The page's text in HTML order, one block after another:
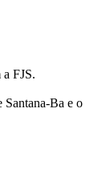
FJS.
Santana-Ba e o